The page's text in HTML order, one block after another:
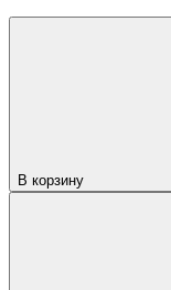
В корзину